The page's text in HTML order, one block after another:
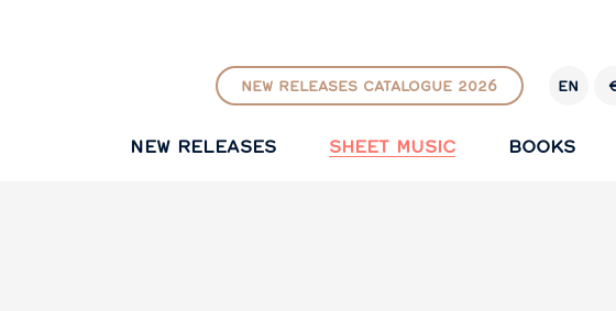
NEW RELEASES CATALOGUE 2026 EN
R
NEW RELEASES SHEET MUSIC BOOKS